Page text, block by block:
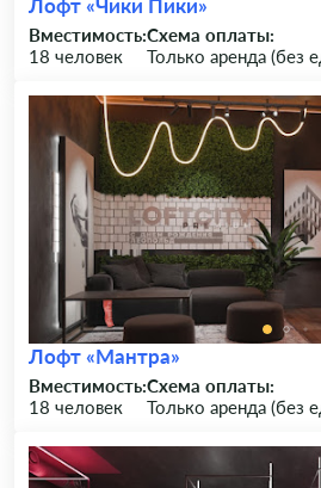
Лофт «Чики Пики»
Вместимость:
18 человек
Схема оплаты:
Только аренда (без
Лофт «Мантра»
Вместимость:
18 человек
Схема оплаты:
Только аренда (без